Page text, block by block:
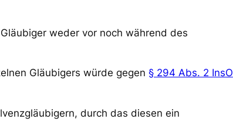
weder vor noch während des
Gläubigers würde gegen § 294 Abs. 2 InsO
durch das diesen ein